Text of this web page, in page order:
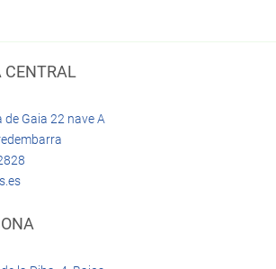
CENTRAL
de Gaia 22 nave A